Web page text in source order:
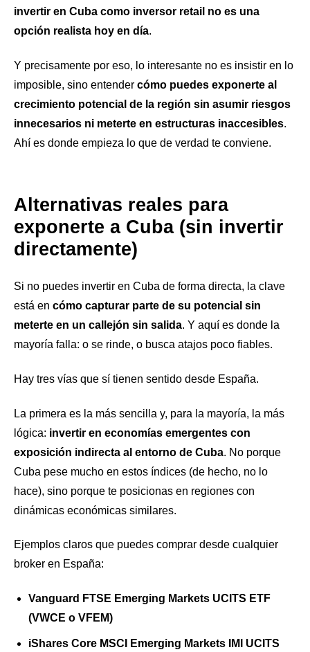
invertir en Cuba como inversor retail no es una
opción realista hoy en día.
Y precisamente por eso, lo interesante no es insistir en lo
imposible, sino entender cómo puedes exponerte al
crecimiento potencial de la región sin asumir riesgos
innecesarios ni meterte en estructuras inaccesibles.
Ahí es donde empieza lo que de verdad te conviene.
Alternativas reales para
exponerte a Cuba (sin invertir
directamente)
Si no puedes invertir en Cuba de forma directa, la clave
está en cómo capturar parte de su potencial sin
meterte en un callejón sin salida. Y aquí es donde la
mayoría falla: o se rinde, o busca atajos poco fiables.
Hay tres vías que sí tienen sentido desde España.
La primera es la más sencilla y, para la mayoría, la más
lógica: invertir en economías emergentes con
exposición indirecta al entorno de Cuba. No porque
Cuba pese mucho en estos índices (de hecho, no lo
hace), sino porque te posicionas en regiones con
dinámicas económicas similares.
Ejemplos claros que puedes comprar desde cualquier
broker en España:
Vanguard FTSE Emerging Markets UCITS ETF
(VWCE o VFEM)
iShares Core MSCI Emerging Markets IMI UCITS